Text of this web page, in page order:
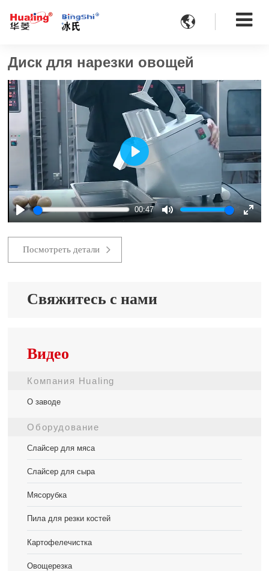

Диск для нарезки овощей
Play
00:47
Mute
Enter
Play
Посмотреть детали
Свяжитесь с нами
Видео
Компания Hualing
О заводе
Оборудование
Слайсер для мяса
Слайсер для сыра
Мясорубка
Пила для резки костей
Картофелечистка
Овощерезка